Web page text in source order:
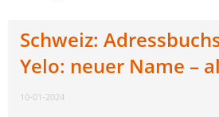
Schweiz:
Yelo: neuer Name –
10-01-2024